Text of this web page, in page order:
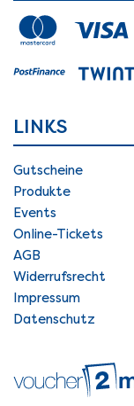
LINKS
Gutscheine
Produkte
Events
Online-Tickets
AGB
Widerrufsrecht
Impressum
Datenschutz